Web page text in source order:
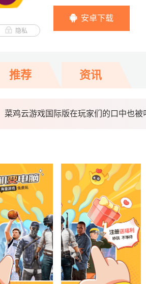
安卓下载
隐私
推荐 资讯
菜鸡云游戏国际版在玩家们的口中也